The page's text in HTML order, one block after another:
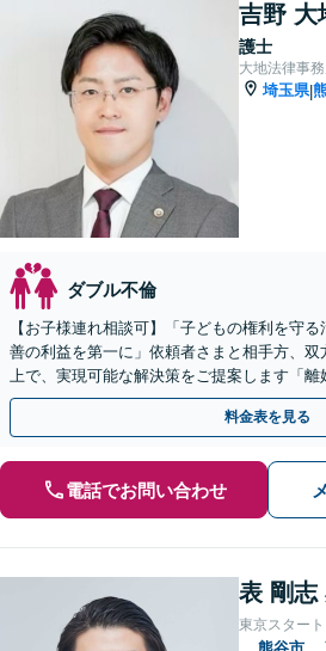
吉野 大
護士
大地法律事
埼玉県|
ダブル不倫
【お子様連れ相談可】「子どもの権利を守
善の利益を第一に」依頼者さまと相手方、双
上で、実現可能な解決策をご提案します「離
／婚約破棄／別居／親権／面会交流など」
料金表を見る
電話でお問い合わせ
表 剛志
東京スター
熊谷市